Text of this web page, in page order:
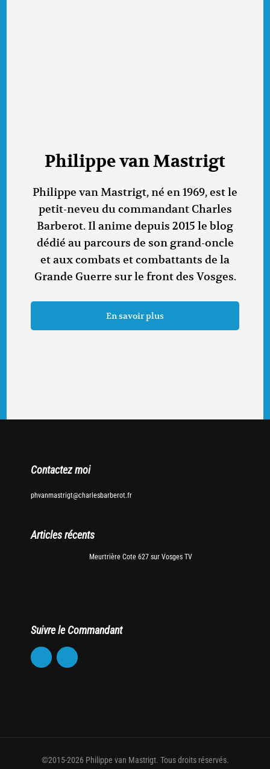
Philippe van Mastrigt
Philippe van Mastrigt, né en 1969, est le
petit-neveu du commandant Charles
Barberot. Il anime depuis 2015 le blog
dédié au parcours de son grand-oncle
et aux combats et combattants de la
Grande Guerre sur le front des Vosges.
En savoir plus
Contactez moi
phvanmastrigt@charlesbarberot.fr
Articles récents
Meurtrière Cote 627 sur Vosges TV
Suivre le Commandant
©2015-2026 Philippe van Mastrigt. Tous droits réservés.